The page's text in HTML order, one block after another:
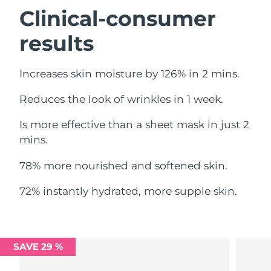
Clinical-consumer
results
Increases skin moisture by 126% in 2 mins.
Reduces the look of wrinkles in 1 week.
Is more effective than a sheet mask in just 2
mins.
78% more nourished and softened skin.
72% instantly hydrated, more supple skin.
SAVE 29 %
Omã
Filipinas
Portugal Entrega prevista 07/08/2026
Porto Rico Entrega prevista09/08/2026
Rússia